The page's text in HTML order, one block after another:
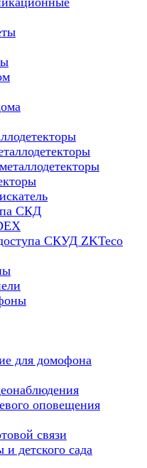
СКД
СКУД ZKTeco
для домофона
оповещения
связи
детского сада